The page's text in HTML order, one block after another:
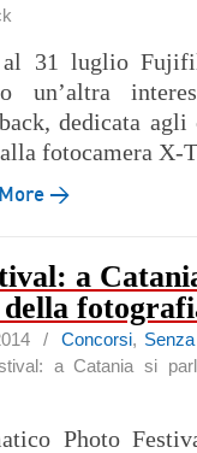
al 31 luglio
un’altra
dedicata
fotocamera X-
→
a
/ Concorsi,
a Catania si
Photo